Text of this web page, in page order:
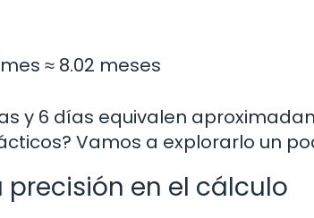
≈ 8.02 meses
y 6 días equivalen
Vamos a explorarlo un
en el cálculo